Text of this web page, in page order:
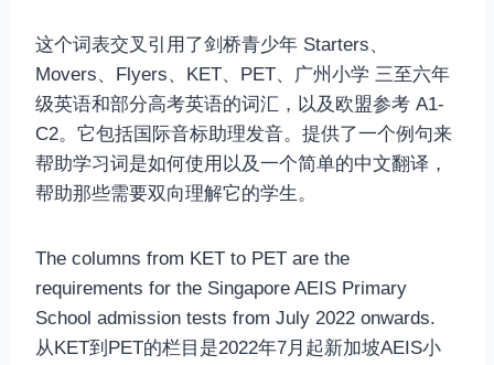
这个词表交叉引用了剑桥青少年 Starters、
Movers、Flyers、KET、PET、广州小学 三至六年
级英语和部分高考英语的词汇，以及欧盟参考 A1-
C2。它包括国际音标助理发音。提供了一个例句来
帮助学习词是如何使用以及一个简单的中文翻译，
帮助那些需要双向理解它的学生。
The columns from KET to PET are the
requirements for the Singapore AEIS Primary
School admission tests from July 2022 onwards.
从KET到PET的栏目是2022年7月起新加坡AEIS小